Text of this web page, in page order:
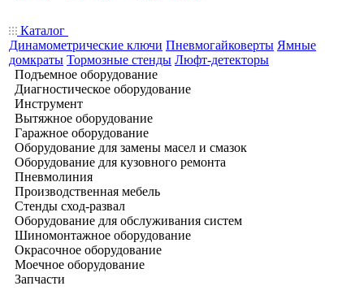
Каталог
Динамометрические ключи Пневмогайковерты Ямные
домкраты Тормозные стенды Люфт-детекторы
Подъемное оборудование
Диагностическое оборудование
Инструмент
Вытяжное оборудование
Гаражное оборудование
Оборудование для замены масел и смазок
Оборудование для кузовного ремонта
Пневмолиния
Производственная мебель
Стенды сход-развал
Оборудование для обслуживания систем
Шиномонтажное оборудование
Окрасочное оборудование
Моечное оборудование
Запчасти